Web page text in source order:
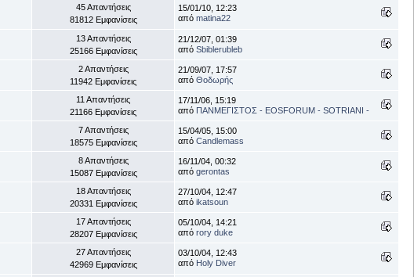
45 Απαντήσεις
81812 Εμφανίσεις
15/01/10, 12:23
από matina22
13 Απαντήσεις
25166 Εμφανίσεις
21/12/07, 01:39
από Sbiblerubleb
2 Απαντήσεις
11942 Εμφανίσεις
21/09/07, 17:57
από Θοδωρής
11 Απαντήσεις
21166 Εμφανίσεις
17/11/06, 15:19
από ΠΑΝΜΕΓΙΣΤΟΣ - EOSFORUM - SOTRIANI -
7 Απαντήσεις
18575 Εμφανίσεις
15/04/05, 15:00
από Candlemass
8 Απαντήσεις
15087 Εμφανίσεις
16/11/04, 00:32
από gerontas
18 Απαντήσεις
20331 Εμφανίσεις
27/10/04, 12:47
από ikatsoun
17 Απαντήσεις
28207 Εμφανίσεις
05/10/04, 14:21
από rory duke
27 Απαντήσεις
42969 Εμφανίσεις
03/10/04, 12:43
από Holy Diver